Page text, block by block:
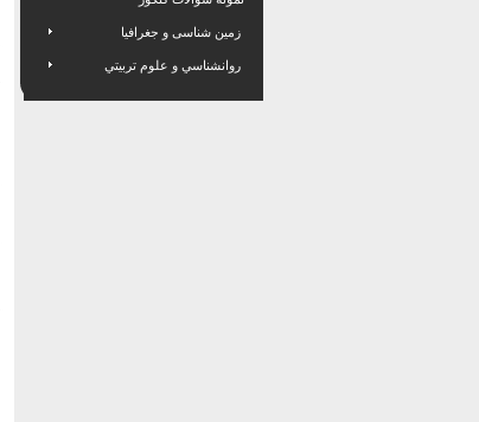
زمین شناسی و جغرافیا
روانشناسي و علوم تربيتي